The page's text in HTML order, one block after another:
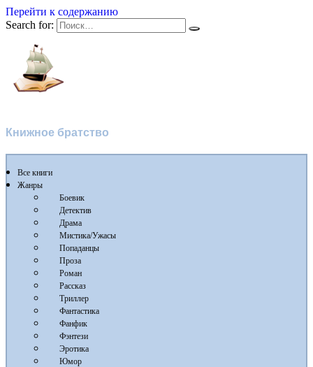
Перейти к содержанию
Search for:
Книжное братство
Все книги
Жанры
Боевик
Детектив
Драма
Мистика/Ужасы
Попаданцы
Проза
Роман
Рассказ
Триллер
Фантастика
Фанфик
Фэнтези
Эротика
Юмор